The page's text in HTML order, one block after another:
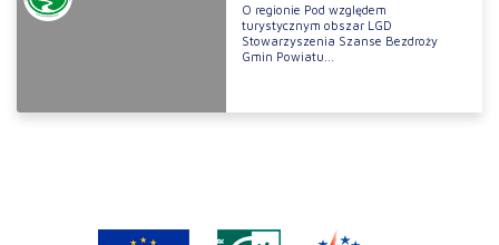
O regionie Pod względem
turystycznym obszar LGD
Stowarzyszenia Szanse Bezdroży
Gmin Powiatu...